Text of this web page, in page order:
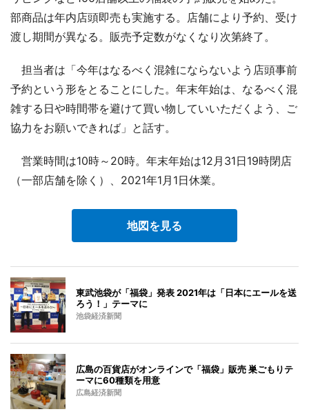
部商品は年内店頭即売も実施する。店舗により予約、受け
渡し期間が異なる。販売予定数がなくなり次第終了。
担当者は「今年はなるべく混雑にならないよう店頭事前
予約という形をとることにした。年末年始は、なるべく混
雑する日や時間帯を避けて買い物していいただくよう、ご
協力をお願いできれば」と話す。
営業時間は10時～20時。年末年始は12月31日19時閉店
（一部店舗を除く）、2021年1月1日休業。
地図を見る
東武池袋が「福袋」発表 2021年は「日本にエールを送
ろう！」テーマに
池袋経済新聞
広島の百貨店がオンラインで「福袋」販売 巣ごもりテ
ーマに60種類を用意
広島経済新聞